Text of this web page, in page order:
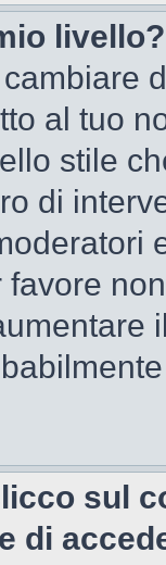
livello?
al tuo
stile
di
sul
di